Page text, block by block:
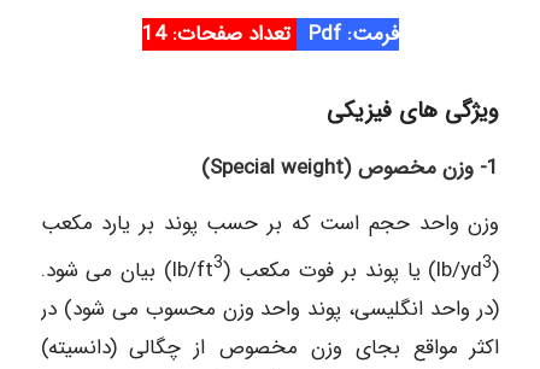
فرمت: Pdf
تعداد صفحات: 14
ویژگی های فیزیکی
1- وزن مخصوص (Special weight)
وزن واحد حجم است که بر حسب پوند بر یارد مکعب
(lb/yd
3 ) یا پوند بر فوت مکعب (lb/ft3
) بیان می شود.
(در واحد انگلیسی، پوند واحد وزن محسوب می شود) در
اکثر مواقع بجای وزن مخصوص از چگالی (دانسیته)